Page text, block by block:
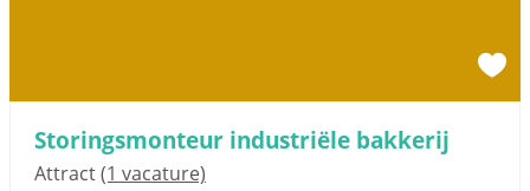
Storingsmonteur industriële bakkerij
Attract(1 vacature)